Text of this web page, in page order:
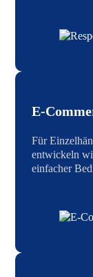
E-
Für
entwickeln
einfacher